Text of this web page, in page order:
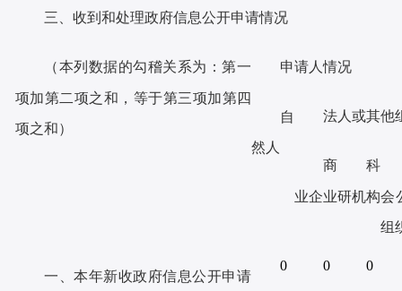
三、收到和处理政府信息公开申请情况
（本列数据的勾稽关系为：第一
项加第二项之和， 等于第三项加第四
项之和）
申请人情况
自
然人
法人或其他
商
业企业
科
研机构会
组
一、本年新收政府信息公开申请
0 0 0